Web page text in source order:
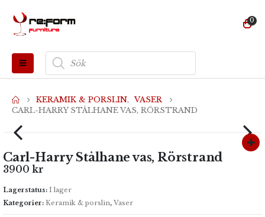
0
Produktsökning
KERAMIK & PORSLIN, VASER
CARL-HARRY STÅLHANE VAS, RÖRSTRAND
Carl-Harry Stålhane vas, Rörstrand
3900 kr
Lagerstatus: I lager
Kategorier: Keramik & porslin, Vaser